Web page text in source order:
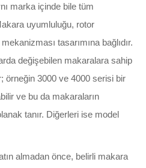
marka içinde bile tüm
uyumluluğu, rotor
tasarımına bağlıdır.
değişebilen makaralara sahip
örneğin 3000 ve 4000 serisi bir
ve bu da makaraların
tanır. Diğerleri ise model
almadan önce, belirli makara